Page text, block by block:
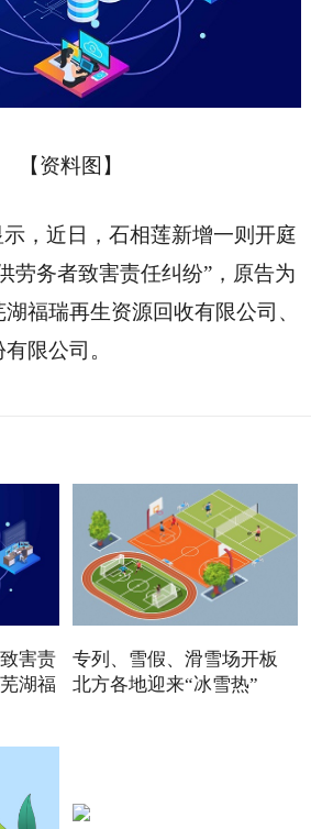
【资料图】
，近日，石相莲新增一则开庭
劳务者致害责任纠纷”，原告为
福瑞再生资源回收有限公司、
限公司。
害责
湖福
专列、雪假、滑雪场开板
北方各地迎来“冰雪热”